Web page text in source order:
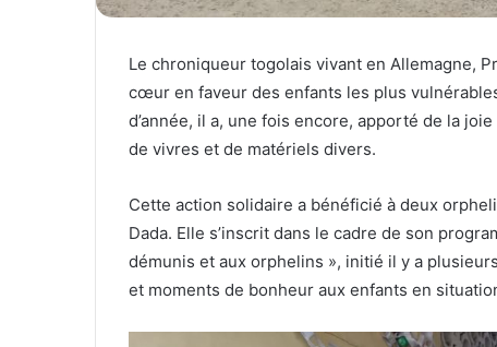
Le chroniqueur togolais vivant en Allemagne,
cœur en faveur des enfants les plus
d’année, il a, une fois encore, apporté de la
de vivres et de matériels divers.
Cette action solidaire a bénéficié à deux
Dada. Elle s’inscrit dans le cadre de son
démunis et aux orphelins », initié il y a
et moments de bonheur aux enfants en